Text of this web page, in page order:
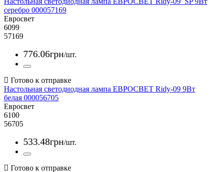
серебро 000057169
Евросвет
6099
57169
776.06грн/шт.
Настольная светодиодная лампа ЕВРОСВЕТ Ridy-09 9Вт
белая 000056705
Евросвет
6100
56705
533.48грн/шт.